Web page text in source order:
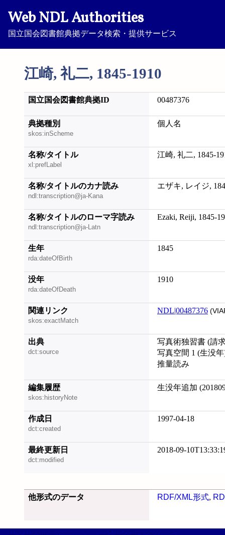
Web NDL Authorities
国立国会図書館典拠データ検索・提供サービス
江崎, 礼二, 1845-1910
国立国会図書館典拠ID 00487376
典拠種別
skos:inScheme
個人名
名称/タイトル
xl:prefLabel
江崎, 礼二, 1845-
名称/タイトルのカナ読み
ndl:transcription@ja-Kana
エザキ, レイジ,
名称/タイトルのローマ字読み
ndl:transcription@ja-Latn
Ezaki, Reiji, 1845-
生年
rda:dateOfBirth
1845
没年
rda:dateOfDeath
1910
関連リンク
skos:exactMatch
NDL|00487376
出典
dct:source
写真術独習書 (請
写真空間 1 (生没
推量読み
編集履歴
skos:historyNote
生没年追加
作成日
dct:created
1997-04-18
最終更新日
dct:modified
2018-09-
他形式のデータ RDF/XML形式,